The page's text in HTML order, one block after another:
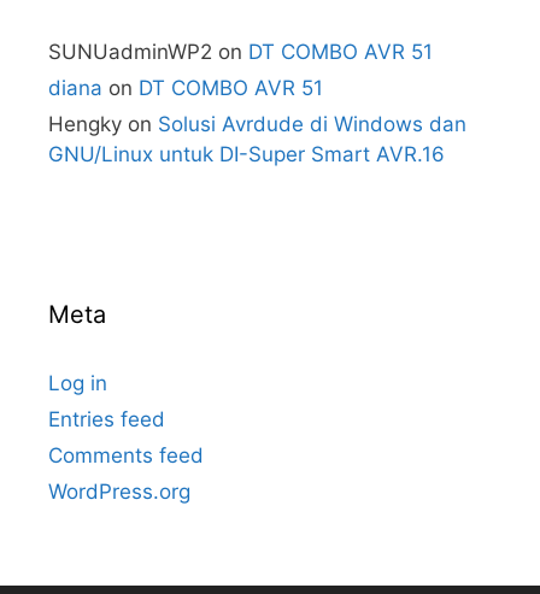
SUNUadminWP2 on DT COMBO AVR 51
diana on DT COMBO AVR 51
Hengky on Solusi Avrdude di Windows dan
GNU/Linux untuk DI-Super Smart AVR.16
Meta
Log in
Entries feed
Comments feed
WordPress.org